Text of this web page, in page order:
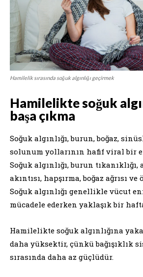
Hamilelik sırasında soğuk algınlığı geçirmek
Hamilelikte soğuk
başa çıkma
Soğuk algınlığı, burun, boğaz,
solunum yollarının hafif viral bir
Soğuk algınlığı, burun
akıntısı, hapşırma, boğaz ağrısı
Soğuk algınlığı genellikle vücut
mücadele ederken yaklaşık bir
Hamilelikte soğuk algınlığına
daha yüksektir, çünkü bağışıklık
sırasında daha az güçlüdür.